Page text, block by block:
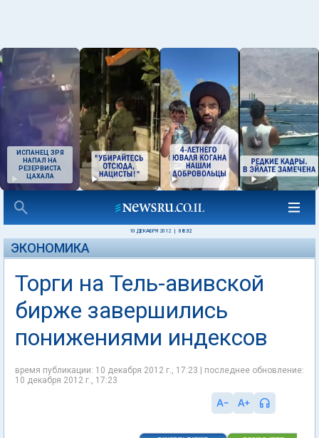
ИСПАНЕЦ ЗРЯ
НАПАЛ НА
РЕЗЕРВИСТА
ЦАХАЛА
10 ДЕКАБРЯ 2012 08:32
ЭКОНОМИКА
Торги на Тель-авивской
бирже завершились
понижениями индексов
время публикации: 10 декабря 2012 г., 17:23 | последнее обновление:
10 декабря 2012 г., 17:23